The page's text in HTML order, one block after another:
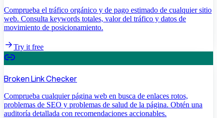
Comprueba el tráfico orgánico y de pago estimado de cualquier sitio
web. Consulta keywords totales, valor del tráfico y datos de
movimiento de posicionamiento.
Try it free
Broken Link Checker
Comprueba cualquier página web en busca de enlaces rotos,
problemas de SEO y problemas de salud de la página. Obtén una
auditoría detallada con recomendaciones accionables.